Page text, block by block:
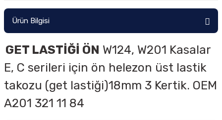
Ürün Bilgisi
GET LASTİĞİ ÖN W124, W201 Kasalar
E, C serileri için ön helezon üst lastik
takozu (get lastiği)18mm 3 Kertik. OEM
A201 321 11 84